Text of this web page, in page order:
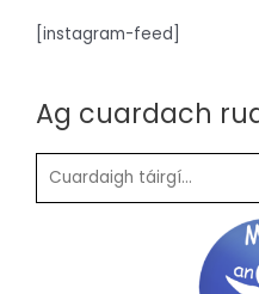
[instagram-feed]
Ag cuardach